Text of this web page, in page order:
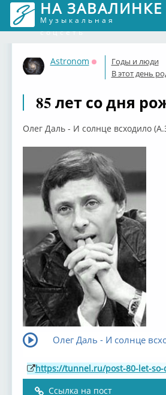
НА ЗАВАЛИНКЕ
Музыкальная
соцсеть
Astronom
Оффлайн
Годы и люди
В этот день
85 лет со дня
Олег Даль - И солнце всходило
Олег Даль - И солнце
https://tunnel.ru/post-80-let-so-
Ссылка на пост